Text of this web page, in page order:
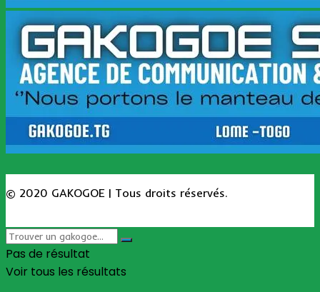
© 2020 GAKOGOE | Tous droits réservés.
Pas de résultat
Voir tous les résultats